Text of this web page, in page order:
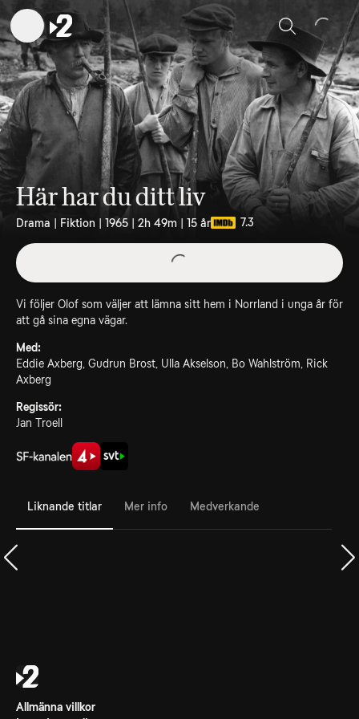
Sök
Här har du ditt liv
Drama | Fiktion | 1965 | 2h 49m | 15 år 7.3
Vi följer Olof som väljer att lämna sitt hem i Norrland i unga år för
att gå sina egna vägar.
Med:
Eddie Axberg, Gudrun Brost, Ulla Akselson, Bo Wahlström, Rick
Axberg
Regissör:
Jan Troell
Liknande titlar Mer info Medverkande
Allmänna villkor